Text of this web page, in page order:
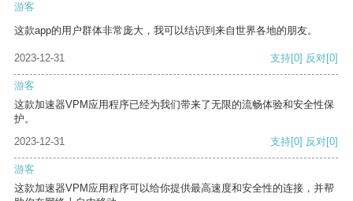
游客
这款app的用户群体非常庞大，我可以结识到来自世界各地的朋友。
2023-12-31 支持[0] 反对[0]
游客
这款加速器VPM应用程序已经为我们带来了无限的流畅体验和安全性保
护。
2023-12-31
支持[0] 反对[0]
游客
这款加速器VPM应用程序可以给你提供最高速度和安全性的连接，并帮